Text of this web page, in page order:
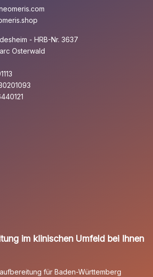
- HRB-Nr. 3637
Osterwald
im klinischen Umfeld bei Ihnen
für Baden-Württemberg